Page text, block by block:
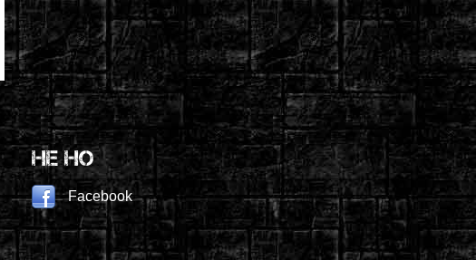
He Ho
Facebook